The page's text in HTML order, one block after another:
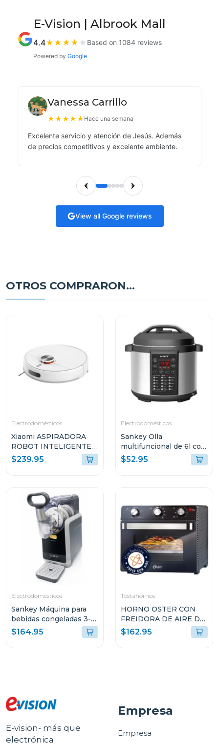
E-Vision | Albrook Mall
4.4★ ★ ★ ★ ★ Based on 1084 reviews
Powered by Google
Vanessa Carrillo
★★★★★ Hace una semana
Excelente servicio y atención de Jesús. Además
de precios competitivos y excelente ambiente.
View all Google reviews
OTROS COMPRARON...
Electrodomésticos
Xiaomi ASPIRADORA
ROBOT INTELIGENTE
2-EN-1 SUCCIÓN
10000PA SENSOR LDS
$239.95
Electrodomésticos
Sankey Olla
multifuncional de 6l con
15 funciones para
cocinar ke65d
$52.95
Electrodomésticos
Sankey Máquina para
bebidas congeladas 3-
en-1 con pantalla tactil
sl2001
$164.95
Tostahornos
HORNO OSTER CON
FREIDORA DE AIRE DE
22L CON
RECUBRIMIENTO
$162.95
E-vision- más que
electrónica
Empresa
Empresa